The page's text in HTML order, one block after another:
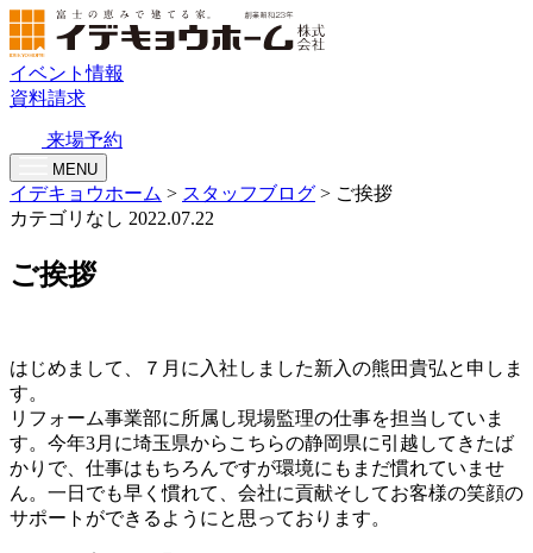
イベント情報
資料請求
来場予約
MENU
イデキョウホーム > スタッフブログ > ご挨拶
カテゴリなし 2022.07.22
ご挨拶
はじめまして、７月に入社しました新入の熊田貴弘と申しま
す。
リフォーム事業部に所属し現場監理の仕事を担当していま
す。今年3月に埼玉県からこちらの静岡県に引越してきたば
かりで、仕事はもちろんですが環境にもまだ慣れていませ
ん。一日でも早く慣れて、会社に貢献そしてお客様の笑顔の
サポートができるようにと思っております。